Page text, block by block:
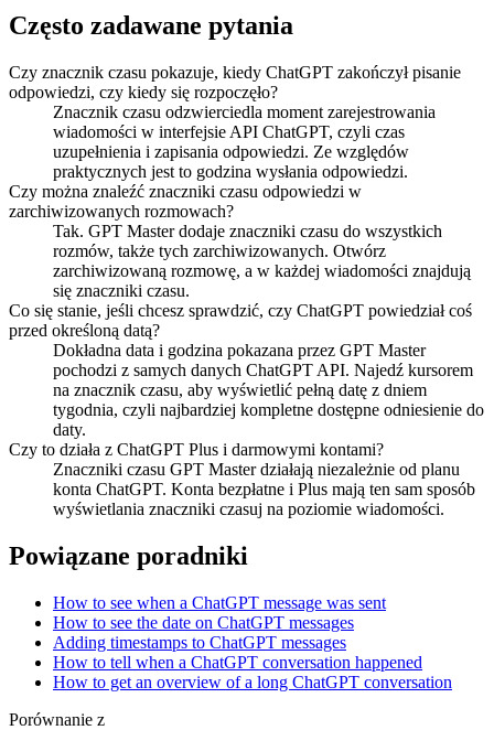
Często zadawane pytania
Czy znacznik czasu pokazuje, kiedy ChatGPT zakończył pisanie
odpowiedzi, czy kiedy się rozpoczęło?
Znacznik czasu odzwierciedla moment zarejestrowania
wiadomości w interfejsie API ChatGPT, czyli czas
uzupełnienia i zapisania odpowiedzi. Ze względów
praktycznych jest to godzina wysłania odpowiedzi.
Czy można znaleźć znaczniki czasu odpowiedzi w
zarchiwizowanych rozmowach?
Tak. GPT Master dodaje znaczniki czasu do wszystkich
rozmów, także tych zarchiwizowanych. Otwórz
zarchiwizowaną rozmowę, a w każdej wiadomości znajdują
się znaczniki czasu.
Co się stanie, jeśli chcesz sprawdzić, czy ChatGPT powiedział coś
przed określoną datą?
Dokładna data i godzina pokazana przez GPT Master
pochodzi z samych danych ChatGPT API. Najedź kursorem
na znacznik czasu, aby wyświetlić pełną datę z dniem
tygodnia, czyli najbardziej kompletne dostępne odniesienie do
daty.
Czy to działa z ChatGPT Plus i darmowymi kontami?
Znaczniki czasu GPT Master działają niezależnie od planu
konta ChatGPT. Konta bezpłatne i Plus mają ten sam sposób
wyświetlania znaczniki czasuj na poziomie wiadomości.
Powiązane poradniki
How to see when a ChatGPT message was sent
How to see the date on ChatGPT messages
Adding timestamps to ChatGPT messages
How to tell when a ChatGPT conversation happened
How to get an overview of a long ChatGPT conversation
Porównanie z